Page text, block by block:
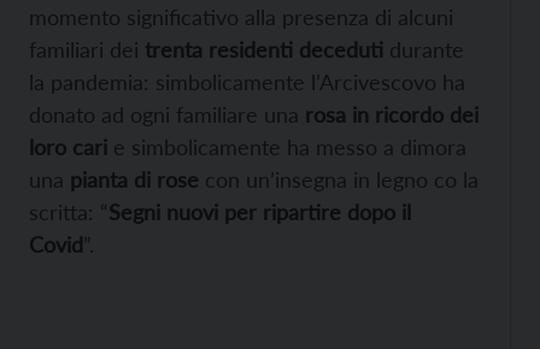
momento significativo alla presenza di alcuni
familiari dei trenta residenti deceduti durante
la pandemia: simbolicamente l’Arcivescovo ha
donato ad ogni familiare una rosa in ricordo dei
loro cari e simbolicamente ha messo a dimora
una pianta di rose con un’insegna in legno co la
scritta: “Segni nuovi per ripartire dopo il
Covid”.